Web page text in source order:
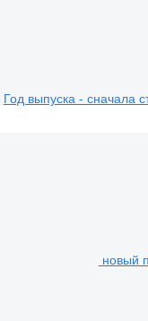
Год выпуска - сначала
новый